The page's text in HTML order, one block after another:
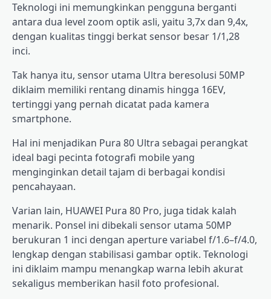
Teknologi ini memungkinkan pengguna berganti
antara dua level zoom optik asli, yaitu 3,7x dan 9,4x,
dengan kualitas tinggi berkat sensor besar 1/1,28
inci.
Tak hanya itu, sensor utama Ultra beresolusi 50MP
diklaim memiliki rentang dinamis hingga 16EV,
tertinggi yang pernah dicatat pada kamera
smartphone.
Hal ini menjadikan Pura 80 Ultra sebagai perangkat
ideal bagi pecinta fotografi mobile yang
menginginkan detail tajam di berbagai kondisi
pencahayaan.
Varian lain, HUAWEI Pura 80 Pro, juga tidak kalah
menarik. Ponsel ini dibekali sensor utama 50MP
berukuran 1 inci dengan aperture variabel f/1.6–f/4.0,
lengkap dengan stabilisasi gambar optik. Teknologi
ini diklaim mampu menangkap warna lebih akurat
sekaligus memberikan hasil foto profesional.